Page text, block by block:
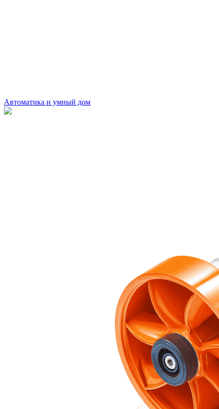
Автоматика и умный дом